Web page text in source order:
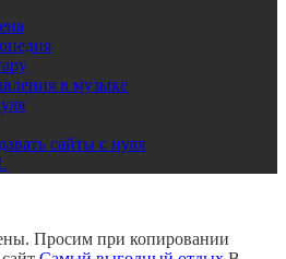
в музыке
сайты с нуля
Просим при копировании